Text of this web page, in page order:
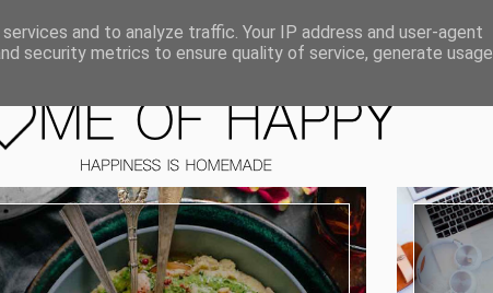
and to analyze traffic. Your IP address and user-agent
security metrics to ensure quality of service, generate usage